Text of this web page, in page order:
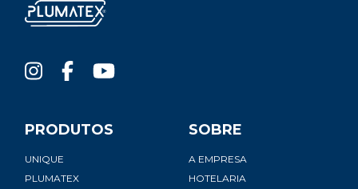
PRODUTOS
UNIQUE
PLUMATEX
SOBRE
A EMPRESA
HOTELARIA